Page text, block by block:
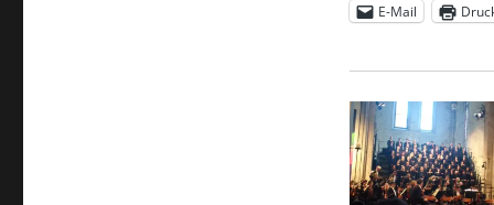
E-Mail